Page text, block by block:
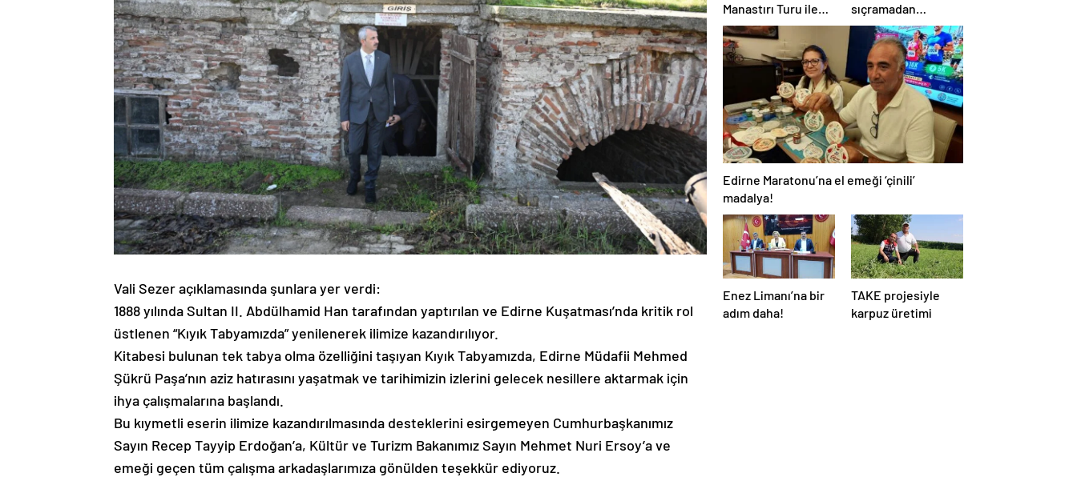
Vali Sezer açıklamasında şunlara yer verdi:
1888 yılında Sultan II. Abdülhamid Han tarafından yaptırılan ve Edirne Kuşatması’nda kritik rol
üstlenen “Kıyık Tabyamızda” yenilenerek ilimize kazandırılıyor.
Kitabesi bulunan tek tabya olma özelliğini taşıyan Kıyık Tabyamızda, Edirne Müdafii Mehmed
Şükrü Paşa’nın aziz hatırasını yaşatmak ve tarihimizin izlerini gelecek nesillere aktarmak için
ihya çalışmalarına başlandı.
Bu kıymetli eserin ilimize kazandırılmasında desteklerini esirgemeyen Cumhurbaşkanımız
Sayın Recep Tayyip Erdoğan’a, Kültür ve Turizm Bakanımız Sayın Mehmet Nuri Ersoy’a ve
emeği geçen tüm çalışma arkadaşlarımıza gönülden teşekkür ediyoruz.
Manastırı Turu ile
Tarih ve Doğayı Bir
Arada Keşfedin
sıçramadan
söndürüldü!
Edirne Maratonu’na el emeği ‘çinili’
madalya!
Enez Limanı’na bir
adım daha!
TAKE projesiyle
karpuz üretimi